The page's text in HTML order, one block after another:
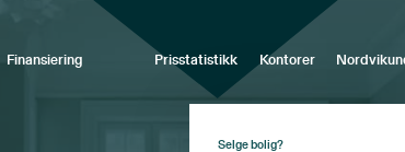
Finansiering Prisstatistikk Kontorer
Selge bolig?